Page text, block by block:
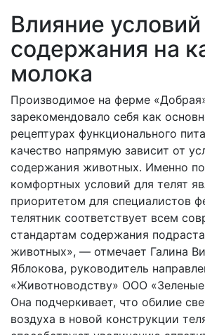
Влияние условий
содержания на
молока
Производимое на ферме
зарекомендовало себя как
рецептурах функционального
качество напрямую зависит от
содержания животных. Именно
комфортных условий для телят
приоритетом для специалистов
телятник соответствует всем
стандартам содержания
животных», — отмечает Галина
Яблокова, руководитель
«Животноводству» ООО «Зеленые
Она подчеркивает, что обилие
воздуха в новой конструкции